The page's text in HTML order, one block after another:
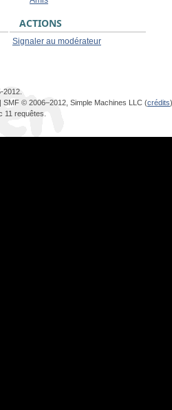
ACTIONS
Signaler au modérateur
SMF © 2006–2012, Simple Machines LLC (crédits)
11 requêtes.